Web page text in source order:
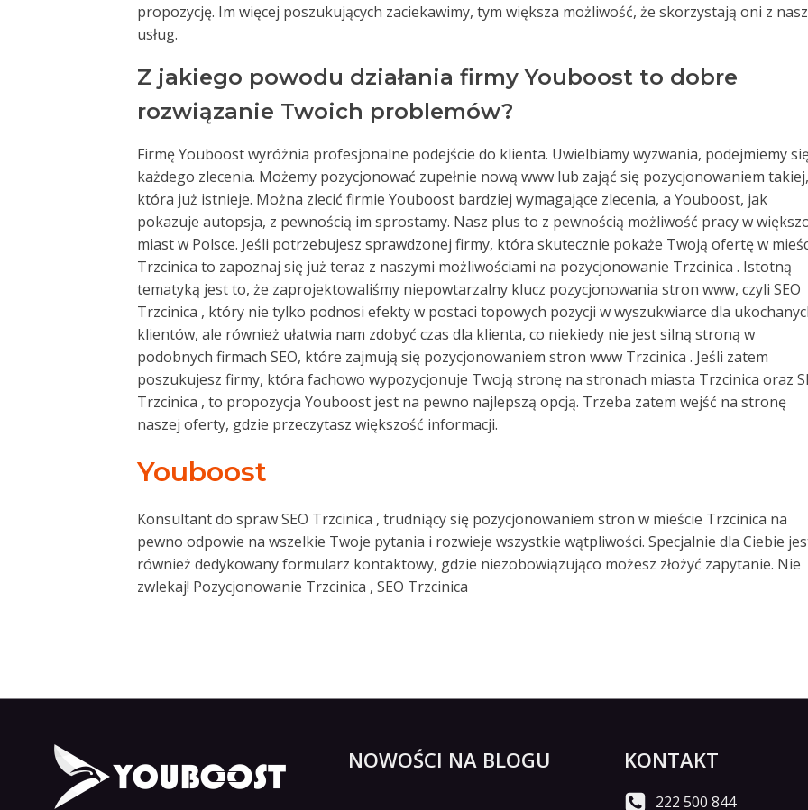
propozycję. Im więcej poszukujących zaciekawimy, tym większa możliwość, że skorzystają oni z
usług.
Z jakiego powodu działania firmy Youboost to dobre
rozwiązanie Twoich problemów?
Firmę Youboost wyróżnia profesjonalne podejście do klienta. Uwielbiamy wyzwania, podejmiemy
każdego zlecenia. Możemy pozycjonować zupełnie nową www lub zająć się pozycjonowaniem takiej,
która już istnieje. Można zlecić firmie Youboost bardziej wymagające zlecenia, a Youboost, jak
pokazuje autopsja, z pewnością im sprostamy. Nasz plus to z pewnością możliwość pracy w
miast w Polsce. Jeśli potrzebujesz sprawdzonej firmy, która skutecznie pokaże Twoją ofertę w
Trzcinica to zapoznaj się już teraz z naszymi możliwościami na pozycjonowanie Trzcinica . Istotną
tematyką jest to, że zaprojektowaliśmy niepowtarzalny klucz pozycjonowania stron www, czyli SEO
Trzcinica , który nie tylko podnosi efekty w postaci topowych pozycji w wyszukwiarce dla
klientów, ale również ułatwia nam zdobyć czas dla klienta, co niekiedy nie jest silną stroną w
podobnych firmach SEO, które zajmują się pozycjonowaniem stron www Trzcinica . Jeśli zatem
poszukujesz firmy, która fachowo wypozycjonuje Twoją stronę na stronach miasta Trzcinica oraz
Trzcinica , to propozycja Youboost jest na pewno najlepszą opcją. Trzeba zatem wejść na stronę
naszej oferty, gdzie przeczytasz większość informacji.
Youboost
Konsultant do spraw SEO Trzcinica , trudniący się pozycjonowaniem stron w mieście Trzcinica na
pewno odpowie na wszelkie Twoje pytania i rozwieje wszystkie wątpliwości. Specjalnie dla Ciebie
również dedykowany formularz kontaktowy, gdzie niezobowiązująco możesz złożyć zapytanie. Nie
zwlekaj! Pozycjonowanie Trzcinica , SEO Trzcinica
NOWOŚCI NA BLOGU KONTAKT
222 500 844